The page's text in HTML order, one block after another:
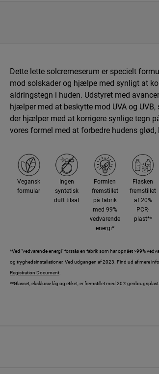
Dette lette solcremeserum er specielt
mod solskader og hjælpe med synligt at
aldringstegn i huden. Udstyret med
hjælper med at beskytte mod UVA og
der hjælper med at korrigere synlige tegn
vores formel med at forbedre hudens glød,
Vegansk
formular
Ingen
syntetisk
duft tilsat
Formlen
fremstillet
på fabrik
med 99%
vedvarende
energi*
Flasken
fremstillet
af 20%
PCR-
plast**
*Ved "vedvarende energi" forstås en fabrik som har opnået >99%
og tryghedsinstallationer. Ved udgangen af 2023. Find ud af mere
Registration Document
**Glasset, eksklusiv låg og etiket, er fremstillet med 20% genbrugsplast .